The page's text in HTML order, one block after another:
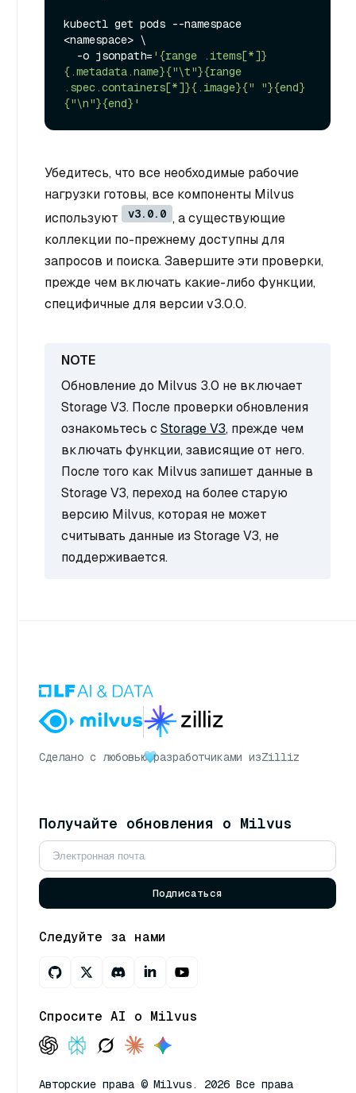
kubectl get pods --namespace
<namespace> \
  -o jsonpath=
'{range .items[*]}
{.metadata.name}{"\t"}{range
.spec.containers[*]}{.image}{" "}{end}
{"\n"}{end}'
Убедитесь, что все необходимые рабочие
нагрузки готовы, все компоненты Milvus
используют
v3.0.0 , а существующие
коллекции по-прежнему доступны для
запросов и поиска. Завершите эти проверки,
прежде чем включать какие-либо функции,
специфичные для версии v3.0.0.
Обновление до Milvus 3.0 не включает
Storage V3. После проверки обновления
ознакомьтесь с Storage V3, прежде чем
включать функции, зависящие от него.
После того как Milvus запишет данные в
Storage V3, переход на более старую
версию Milvus, которая не может
считывать данные из Storage V3, не
поддерживается.
Сделано с любовью разработчиками изZilliz
Получайте обновления о Milvus
Подписаться
Следуйте за нами
Спросите AI о Milvus
Авторские права © Milvus. 2026 Все права